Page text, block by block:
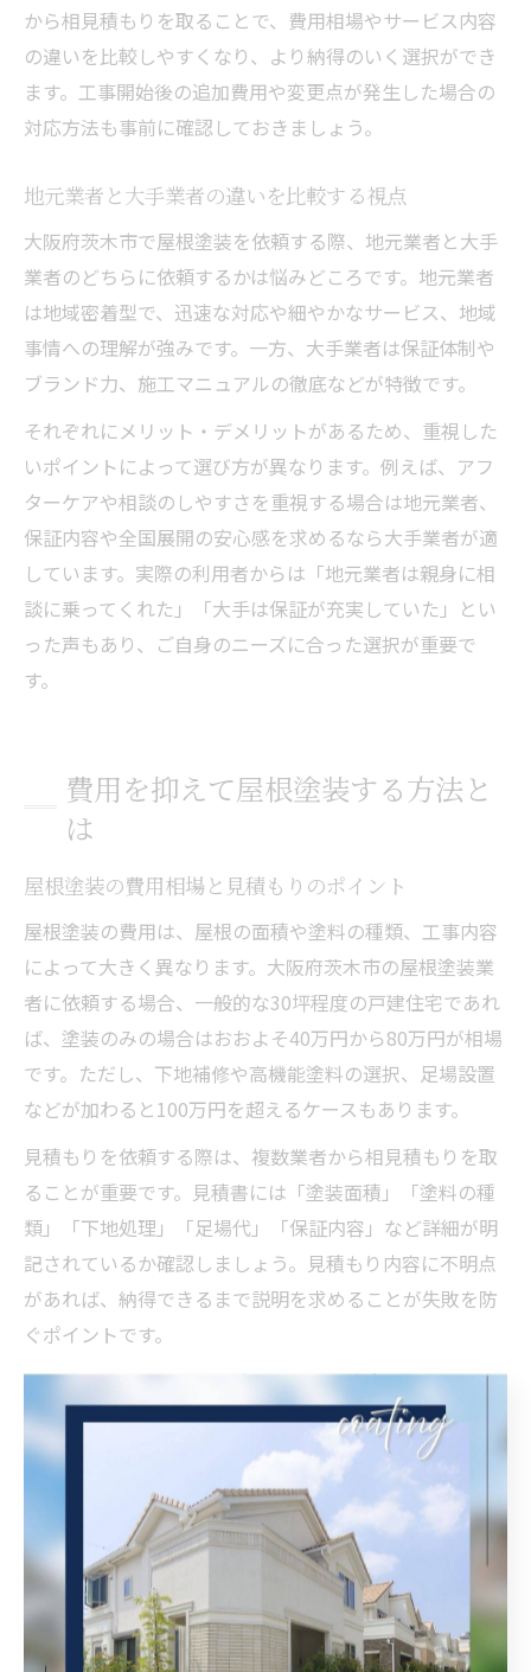
から相見積もりを取ることで、費用相場やサービス内容
の違いを比較しやすくなり、より納得のいく選択ができ
ます。工事開始後の追加費用や変更点が発生した場合の
対応方法も事前に確認しておきましょう。
地元業者と大手業者の違いを比較する視点
大阪府茨木市で屋根塗装を依頼する際、地元業者と大手
業者のどちらに依頼するかは悩みどころです。地元業者
は地域密着型で、迅速な対応や細やかなサービス、地域
事情への理解が強みです。一方、大手業者は保証体制や
ブランド力、施工マニュアルの徹底などが特徴です。
それぞれにメリット・デメリットがあるため、重視した
いポイントによって選び方が異なります。例えば、アフ
ターケアや相談のしやすさを重視する場合は地元業者、
保証内容や全国展開の安心感を求めるなら大手業者が適
しています。実際の利用者からは「地元業者は親身に相
談に乗ってくれた」「大手は保証が充実していた」とい
った声もあり、ご自身のニーズに合った選択が重要で
す。
費用を抑えて屋根塗装する方法と
は
屋根塗装の費用相場と見積もりのポイント
屋根塗装の費用は、屋根の面積や塗料の種類、工事内容
によって大きく異なります。大阪府茨木市の屋根塗装業
者に依頼する場合、一般的な30坪程度の戸建住宅であれ
ば、塗装のみの場合はおおよそ40万円から80万円が相場
です。ただし、下地補修や高機能塗料の選択、足場設置
などが加わると100万円を超えるケースもあります。
見積もりを依頼する際は、複数業者から相見積もりを取
ることが重要です。見積書には「塗装面積」「塗料の種
類」「下地処理」「足場代」「保証内容」など詳細が明
記されているか確認しましょう。見積もり内容に不明点
があれば、納得できるまで説明を求めることが失敗を防
ぐポイントです。
また「工事一式」など曖昧な記載には注意が必要です。
適正な価格かどうかを判断するためにも、過去の施工事
例やお客様の声を参考にしながら、信頼できる会社を選
屋根塗装の費用を抑える具体的な工夫事例
屋根塗装の費用を抑えるには、施工時期や業者の選び方
に工夫が必要です。例えば、外壁塗装と同時に依頼する